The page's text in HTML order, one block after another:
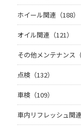
ホイール関連（188）
オイル関連（121）
その他メンテナンス（
点検（132）
車検（109）
車内リフレッシュ関連